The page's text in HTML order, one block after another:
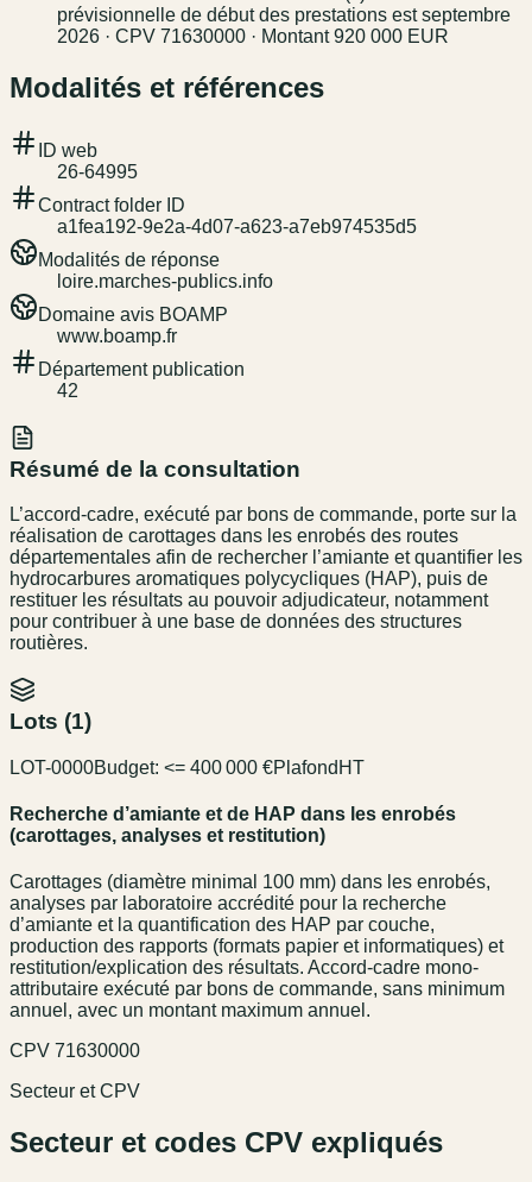
prévisionnelle de début des prestations est septembre
2026 · CPV 71630000 · Montant 920 000 EUR
Modalités et références
ID web
26-64995
Contract folder ID
a1fea192-9e2a-4d07-a623-a7eb974535d5
Modalités de réponse
loire.marches-publics.info
Domaine avis BOAMP
www.boamp.fr
Département publication
42
Résumé de la consultation
L’accord-cadre, exécuté par bons de commande, porte sur la
réalisation de carottages dans les enrobés des routes
départementales afin de rechercher l’amiante et quantifier les
hydrocarbures aromatiques polycycliques (HAP), puis de
restituer les résultats au pouvoir adjudicateur, notamment
pour contribuer à une base de données des structures
routières.
Lots (1)
LOT-0000Budget: <= 400 000 €Plafond HT
Recherche d’amiante et de HAP dans les enrobés
(carottages, analyses et restitution)
Carottages (diamètre minimal 100 mm) dans les enrobés,
analyses par laboratoire accrédité pour la recherche
d’amiante et la quantification des HAP par couche,
production des rapports (formats papier et informatiques) et
restitution/explication des résultats. Accord-cadre mono-
attributaire exécuté par bons de commande, sans minimum
annuel, avec un montant maximum annuel.
CPV 71630000
Secteur et CPV
Secteur et codes CPV expliqués